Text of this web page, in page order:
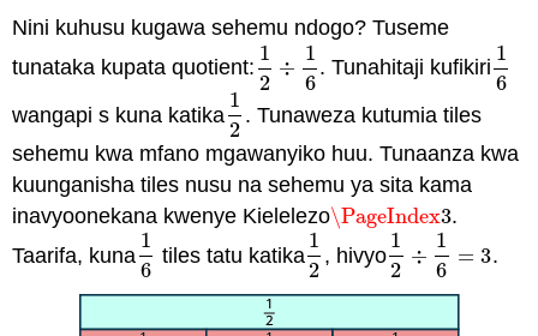
Nini kuhusu kugawa sehemu ndogo? Tuseme
tunataka kupata quotient:
1
2
÷
1
6
12 ÷16 . Tunahitaji kufikiri
1
6
16
wangapi s kuna katika
1
2
12. Tunaweza kutumia tiles
sehemu kwa mfano mgawanyiko huu. Tunaanza kwa
kuunganisha tiles nusu na sehemu ya sita kama
inavyoonekana kwenye Kielelezo\PageIndex3
\PageIndex3.
Taarifa, kuna
1
6
16 tiles tatu katika
1
2
12, hivyo
1
2
÷
1
6
= 3
12 ÷16=3 .